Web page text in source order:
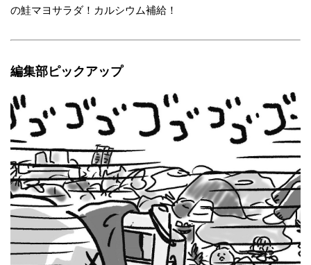
の鮭マヨサラダ！カルシウム補給！
編集部ピックアップ